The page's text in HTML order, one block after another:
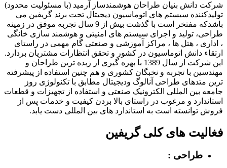
شرکت دانش بنیان طراحان هوشمندساز آرمید (با مسئولیت محدود)
تولیدکننده سیستم های اتوماسیون دیجیتال تحت برند گریفین می
باشدکه مفتخر است با گذشت بیش از 9 سال تجربه موفق در زمینه
طراحی، تولید و اجرای سیستم های امنیتی و هوشمند سازی خانگی
، اداری ، هتل ها ، مراکز آموزشی و صنعتی گام مهمی در راستای
ارتقاء دانش اتوماسیون در کشور و تحقق انتظارات مشتریان بردارد.
این شرکت از سال 1389 با بهره گیری از زبده ترین طراحان و
مهندسین با تجربه و نخبگان کشوری و هم چنین استفاده از پیشرفته
ترین متدهای طراحی آنالوگ ودیجیتال مطابق با تکنولوژی روز
جامعه بین المللی الکترونیک صنعتی و استفاده از تجهیزات و قطعات
استاندارد و مرغوب در راستای بالا بردن کیفیت و خدمات پس از
فروش توانسته است به استاندارد های بین المللی دست یابد.
فغالیت های کلی گریفین
طراحی :